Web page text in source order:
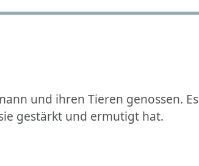
und ihren Tieren genossen. Es
gestärkt und ermutigt hat.